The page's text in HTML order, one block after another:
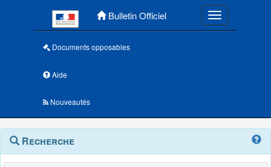
Bulletin Officiel Toggle
Documents opposables
Aide
Nouveautés
Navigation
outils
Menu
contextuel
Recherche